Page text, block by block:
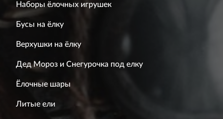
Наборы ёлочных игрушек
Бусы на ёлку
Верхушки на ёлку
Дед Мороз и Снегурочка под елку
Ёлочные шары
Литые ели